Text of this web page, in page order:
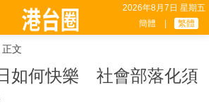
2026年8月7日 星期五
簡體
繁體
正文
如何快樂 社會部落化須